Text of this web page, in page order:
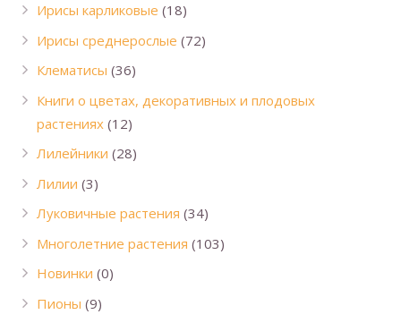
Ирисы карликовые (18)
Ирисы среднерослые (72)
Клематисы (36)
Книги о цветах, декоративных и плодовых
растениях (12)
Лилейники (28)
Лилии (3)
Луковичные растения (34)
Многолетние растения (103)
Новинки (0)
Пионы (9)